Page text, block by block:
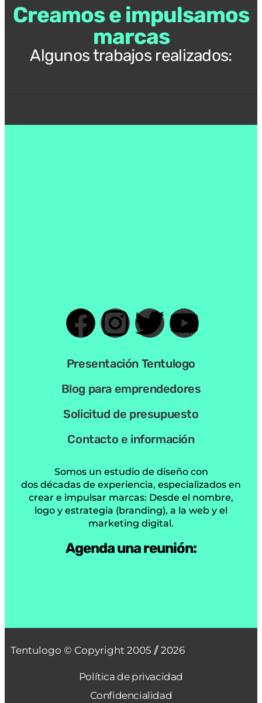
Creamos e impulsamos
marcas
Algunos trabajos realizados:
Presentación Tentulogo
Somos un estudio de diseño con
dos décadas de experiencia, especializados en
logo y estrategia (branding), a la web y el
marketing digital.
Agenda una reunión:
Confidencialidad
Contacto